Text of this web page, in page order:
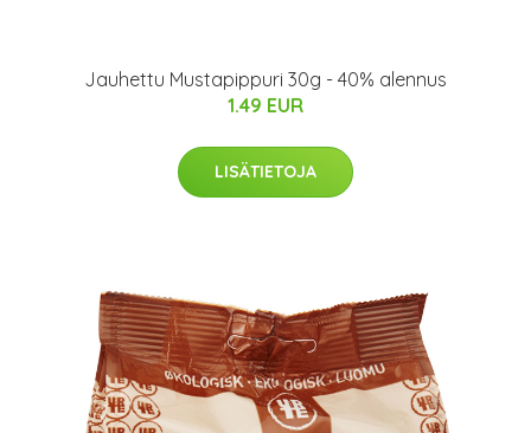
Jauhettu Mustapippuri 30g - 40% alennus
1.49 EUR
LISÄTIETOJA